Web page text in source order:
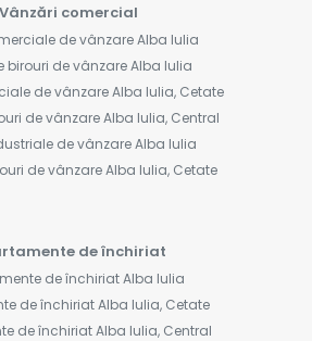
Vânzări comercial
de vânzare Alba Iulia
birouri de vânzare Alba Iulia
de vânzare Alba Iulia, Cetate
de vânzare Alba Iulia, Central
de vânzare Alba Iulia
de vânzare Alba Iulia, Cetate
de închiriat
de închiriat Alba Iulia
de închiriat Alba Iulia, Cetate
de închiriat Alba Iulia, Central